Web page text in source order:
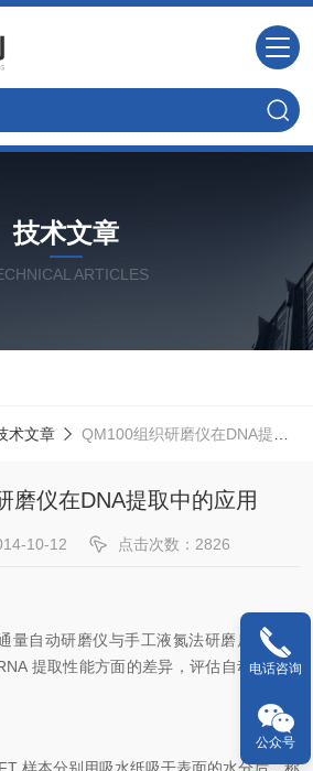
技术文章
ARTICLES
术文章 QM100组织研磨仪在DNA提取中的应用
磨仪在DNA提取中的应用
10-12 点击次数：2826
量自动研磨仪与手工液氮法研磨后的新鲜
提取性能方面的差异，评估自动研磨仪
电话咨询
公众号